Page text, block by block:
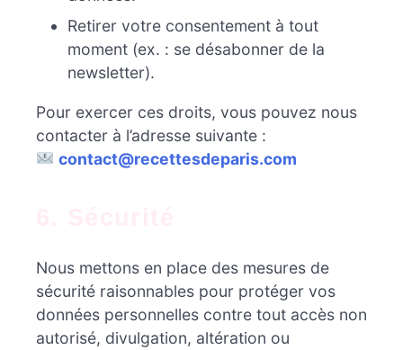
Retirer votre consentement à tout
moment (ex. : se désabonner de la
newsletter).
Pour exercer ces droits, vous pouvez nous
contacter à l’adresse suivante :
contact@recettesdeparis.com
Nous mettons en place des mesures de
sécurité raisonnables pour protéger vos
données personnelles contre tout accès non
autorisé, divulgation, altération ou